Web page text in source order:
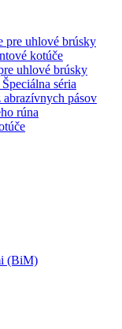
pre uhlové brúsky
kotúče
uhlové brúsky
séria
pásov
rúna
(BiM)